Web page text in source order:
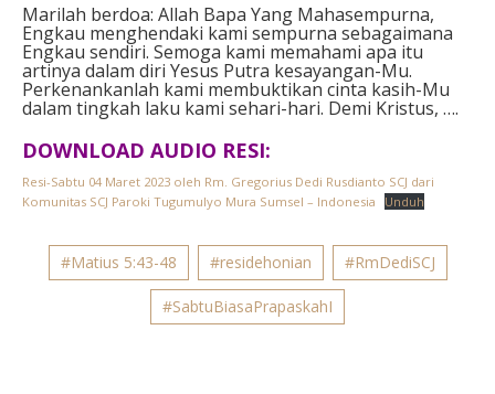
Marilah berdoa: Allah Bapa Yang Mahasempurna,
Engkau menghendaki kami sempurna sebagaimana
Engkau sendiri. Semoga kami memahami apa itu
artinya dalam diri Yesus Putra kesayangan-Mu.
Perkenankanlah kami membuktikan cinta kasih-Mu
dalam tingkah laku kami sehari-hari. Demi Kristus, ….
DOWNLOAD AUDIO RESI:
Resi-Sabtu 04 Maret 2023 oleh Rm. Gregorius Dedi Rusdianto SCJ dari
Komunitas SCJ Paroki Tugumulyo Mura Sumsel – Indonesia
Unduh
#Matius 5:43-48 #residehonian #RmDediSCJ
#SabtuBiasaPrapaskahI